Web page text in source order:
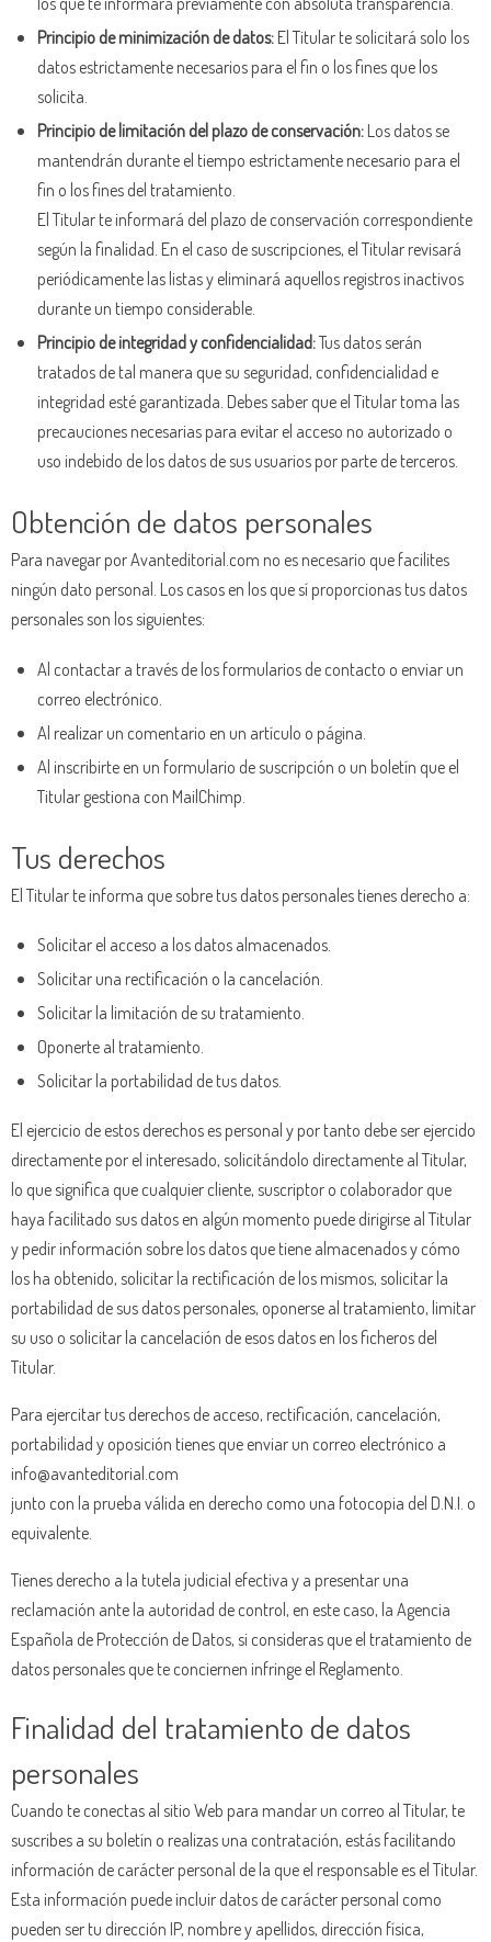
Principio de minimización de datos:El Titular te solicitará solo los
datos estrictamente necesarios para el fin o los fines que los
solicita.
Principio de limitación del plazo de conservación:Los datos se
mantendrán durante el tiempo estrictamente necesario para el
fin o los fines del tratamiento.
El Titular te informará del plazo de conservación correspondiente
según la finalidad. En el caso de suscripciones, el Titular revisará
periódicamente las listas y eliminará aquellos registros inactivos
durante un tiempo considerable.
Principio de integridad y confidencialidad:Tus datos serán
tratados de tal manera que su seguridad, confidencialidad e
integridad esté garantizada. Debes saber que el Titular toma las
precauciones necesarias para evitar el acceso no autorizado o
uso indebido de los datos de sus usuarios por parte de terceros.
Obtención de datos personales
Para navegar porAvanteditorial.com no es necesario que facilites
ningún dato personal. Los casos en los que sí proporcionas tus datos
personales son los siguientes:
Al contactar a través de los formularios de contacto o enviar un
correo electrónico.
Al realizar un comentario en un artículo o página.
Al inscribirte en un formulario de suscripción o un boletín que el
Titular gestiona con MailChimp.
Tus derechos
El Titular te informa que sobre tus datos personales tienes derecho a:
Solicitar el acceso a los datos almacenados.
Solicitar una rectificación o la cancelación.
Solicitar la limitación de su tratamiento.
Oponerte al tratamiento.
Solicitar la portabilidad de tus datos.
El ejercicio de estos derechos es personal y por tanto debe ser ejercido
directamente por el interesado, solicitándolo directamente al Titular,
lo que significa que cualquier cliente, suscriptor o colaborador que
haya facilitado sus datos en algún momento puede dirigirse al Titular
y pedir información sobre los datos que tiene almacenados y cómo
los ha obtenido, solicitar la rectificación de los mismos, solicitar la
portabilidad de sus datos personales, oponerse al tratamiento, limitar
su uso o solicitar la cancelación de esos datos en los ficheros del
Titular.
Para ejercitar tus derechos de acceso, rectificación, cancelación,
portabilidad y oposición tienes que enviar un correo electrónico a
info@avanteditorial.com
junto con la prueba válida en derecho como una fotocopia del D.N.I. o
equivalente.
Tienes derecho a la tutela judicial efectiva y a presentar una
reclamación ante la autoridad de control, en este caso, la Agencia
Española de Protección de Datos, si consideras que el tratamiento de
datos personales que te conciernen infringe el Reglamento.
Finalidad del tratamiento de datos
personales
Cuando te conectas al sitio Web para mandar un correo al Titular, te
suscribes a su boletín o realizas una contratación, estás facilitando
información de carácter personal de la que el responsable es el Titular.
Esta información puede incluir datos de carácter personal como
pueden ser tu dirección IP, nombre y apellidos, dirección física,